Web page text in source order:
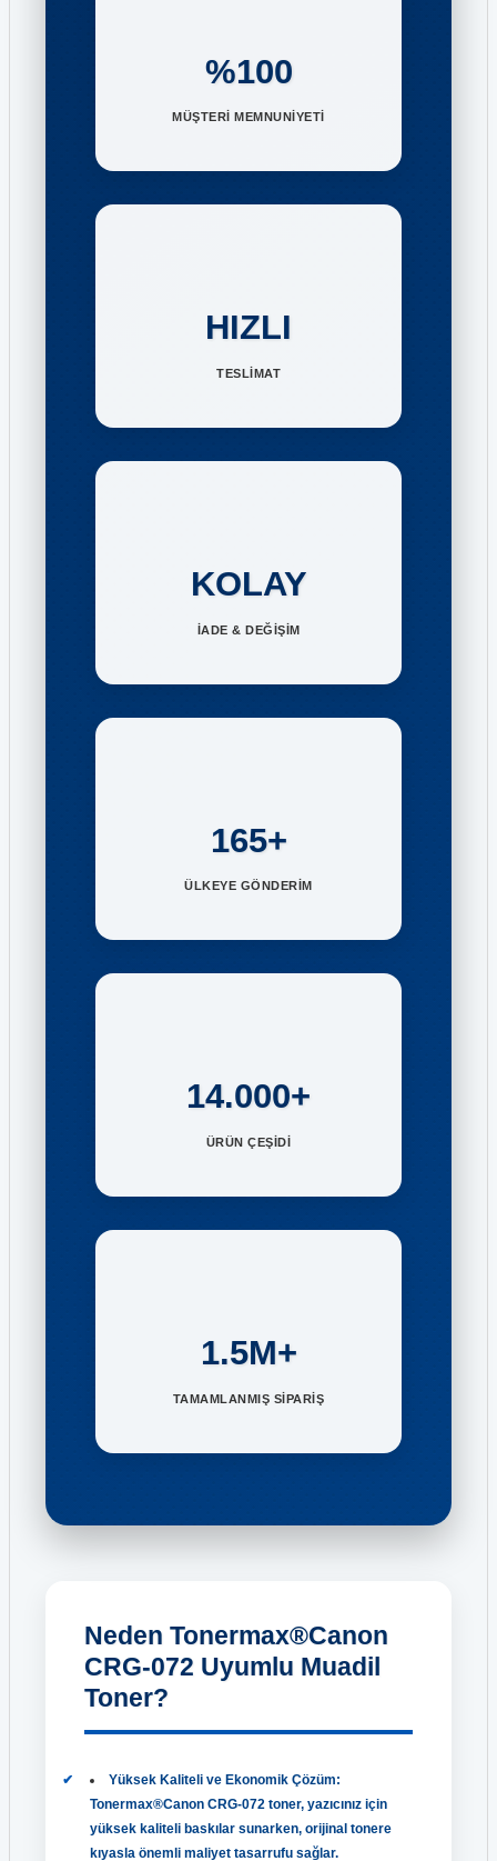
%100
MÜŞTERİ MEMNUNİYETİ
HIZLI
TESLİMAT
KOLAY
İADE & DEĞİŞİM
165+
ÜLKEYE GÖNDERİM
14.000+
ÜRÜN ÇEŞİDİ
1.5M+
TAMAMLANMIŞ SİPARİŞ
Neden Tonermax®Canon
CRG-072 Uyumlu Muadil
Toner?
Yüksek Kaliteli ve Ekonomik Çözüm:
Tonermax®Canon CRG-072 toner, yazıcınız için
yüksek kaliteli baskılar sunarken, orijinal tonere
kıyasla önemli maliyet tasarrufu sağlar.